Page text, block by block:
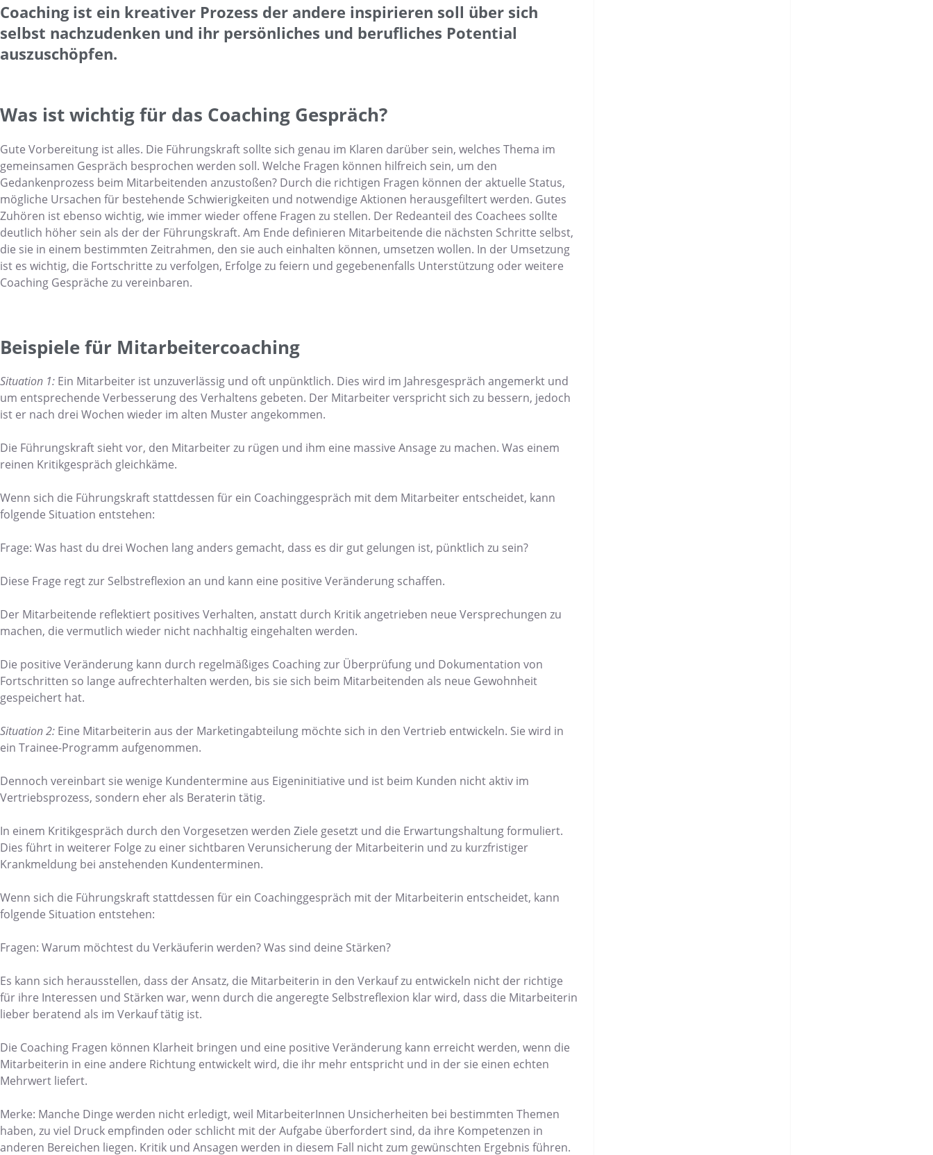
Coaching ist ein kreativer Prozess der andere inspirieren soll über sich
selbst nachzudenken und ihr persönliches und berufliches Potential
auszuschöpfen.
Was ist wichtig für das Coaching Gespräch?
Gute Vorbereitung ist alles. Die Führungskraft sollte sich genau im Klaren darüber sein, welches Thema im
gemeinsamen Gespräch besprochen werden soll. Welche Fragen können hilfreich sein, um den
Gedankenprozess beim Mitarbeitenden anzustoßen? Durch die richtigen Fragen können der aktuelle Status,
mögliche Ursachen für bestehende Schwierigkeiten und notwendige Aktionen herausgefiltert werden. Gutes
Zuhören ist ebenso wichtig, wie immer wieder offene Fragen zu stellen. Der Redeanteil des Coachees sollte
deutlich höher sein als der der Führungskraft. Am Ende definieren Mitarbeitende die nächsten Schritte selbst,
die sie in einem bestimmten Zeitrahmen, den sie auch einhalten können, umsetzen wollen. In der Umsetzung
ist es wichtig, die Fortschritte zu verfolgen, Erfolge zu feiern und gegebenenfalls Unterstützung oder weitere
Coaching Gespräche zu vereinbaren.
Beispiele für Mitarbeitercoaching
Situation 1: Ein Mitarbeiter ist unzuverlässig und oft unpünktlich. Dies wird im Jahresgespräch angemerkt und
um entsprechende Verbesserung des Verhaltens gebeten. Der Mitarbeiter verspricht sich zu bessern, jedoch
ist er nach drei Wochen wieder im alten Muster angekommen.
Die Führungskraft sieht vor, den Mitarbeiter zu rügen und ihm eine massive Ansage zu machen. Was einem
reinen Kritikgespräch gleichkäme.
Wenn sich die Führungskraft stattdessen für ein Coachinggespräch mit dem Mitarbeiter entscheidet, kann
folgende Situation entstehen:
Frage: Was hast du drei Wochen lang anders gemacht, dass es dir gut gelungen ist, pünktlich zu sein?
Diese Frage regt zur Selbstreflexion an und kann eine positive Veränderung schaffen.
Der Mitarbeitende reflektiert positives Verhalten, anstatt durch Kritik angetrieben neue Versprechungen zu
machen, die vermutlich wieder nicht nachhaltig eingehalten werden.
Die positive Veränderung kann durch regelmäßiges Coaching zur Überprüfung und Dokumentation von
Fortschritten so lange aufrechterhalten werden, bis sie sich beim Mitarbeitenden als neue Gewohnheit
gespeichert hat.
Situation 2: Eine Mitarbeiterin aus der Marketingabteilung möchte sich in den Vertrieb entwickeln. Sie wird in
ein Trainee-Programm aufgenommen.
Dennoch vereinbart sie wenige Kundentermine aus Eigeninitiative und ist beim Kunden nicht aktiv im
Vertriebsprozess, sondern eher als Beraterin tätig.
In einem Kritikgespräch durch den Vorgesetzen werden Ziele gesetzt und die Erwartungshaltung formuliert.
Dies führt in weiterer Folge zu einer sichtbaren Verunsicherung der Mitarbeiterin und zu kurzfristiger
Krankmeldung bei anstehenden Kundenterminen.
Wenn sich die Führungskraft stattdessen für ein Coachinggespräch mit der Mitarbeiterin entscheidet, kann
folgende Situation entstehen:
Fragen: Warum möchtest du Verkäuferin werden? Was sind deine Stärken?
Es kann sich herausstellen, dass der Ansatz, die Mitarbeiterin in den Verkauf zu entwickeln nicht der richtige
für ihre Interessen und Stärken war, wenn durch die angeregte Selbstreflexion klar wird, dass die Mitarbeiterin
lieber beratend als im Verkauf tätig ist.
Die Coaching Fragen können Klarheit bringen und eine positive Veränderung kann erreicht werden, wenn die
Mitarbeiterin in eine andere Richtung entwickelt wird, die ihr mehr entspricht und in der sie einen echten
Mehrwert liefert.
Merke: Manche Dinge werden nicht erledigt, weil MitarbeiterInnen Unsicherheiten bei bestimmten Themen
haben, zu viel Druck empfinden oder schlicht mit der Aufgabe überfordert sind, da ihre Kompetenzen in
anderen Bereichen liegen. Kritik und Ansagen werden in diesem Fall nicht zum gewünschten Ergebnis führen.